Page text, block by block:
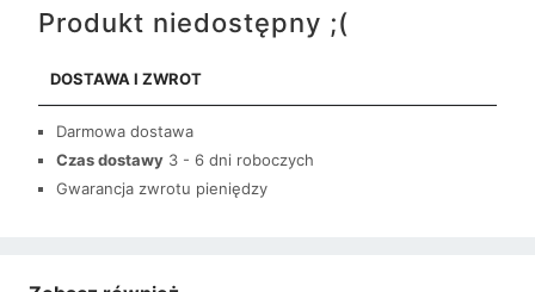
Produkt niedostępny ;(
DOSTAWA I ZWROT
Darmowa dostawa
Czas dostawy 3 - 6 dni roboczych
Gwarancja zwrotu pieniędzy